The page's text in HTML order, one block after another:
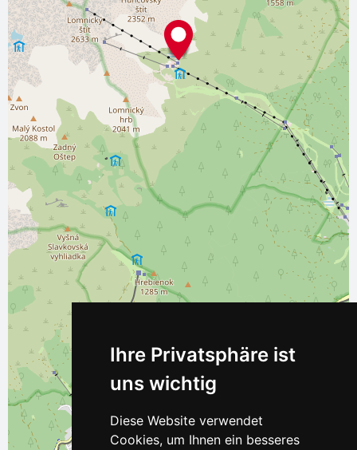
Ihre Privatsphäre ist
uns wichtig
Diese Website verwendet
Cookies, um Ihnen ein besseres